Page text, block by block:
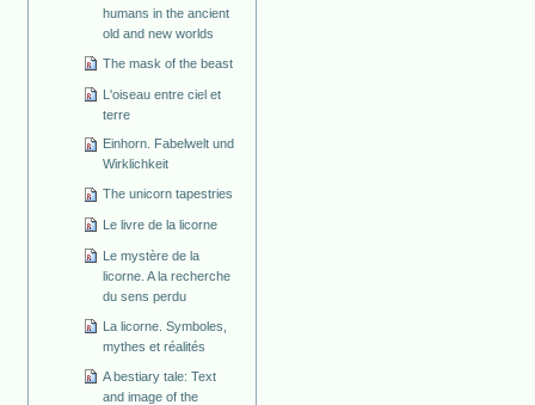
humans in the ancient
old and new worlds
The mask of the beast
L'oiseau entre ciel et
terre
Einhorn. Fabelwelt und
Wirklichkeit
The unicorn tapestries
Le livre de la licorne
Le mystère de la
licorne. A la recherche
du sens perdu
La licorne. Symboles,
mythes et réalités
A bestiary tale: Text
and image of the